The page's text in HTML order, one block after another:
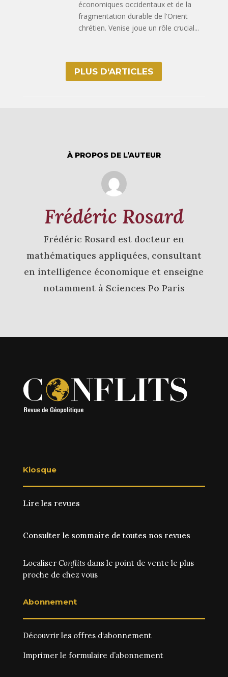
économiques occidentaux et de la
fragmentation durable de l'Orient
chrétien. Venise joue un rôle crucial...
PLUS D‘ARTICLES
À PROPOS DE L’AUTEUR
Frédéric Rosard
Frédéric Rosard est docteur en
mathématiques appliquées, consultant
en intelligence économique et enseigne
notamment à Sciences Po Paris
Kiosque
Lire les revues
Consulter le sommaire de toutes nos revues
Localiser Conflitsdans le point de vente le plus
proche de chez vous
Abonnement
Découvrir les offres d‘abonnement
Imprimer le formulaire d’abonnement